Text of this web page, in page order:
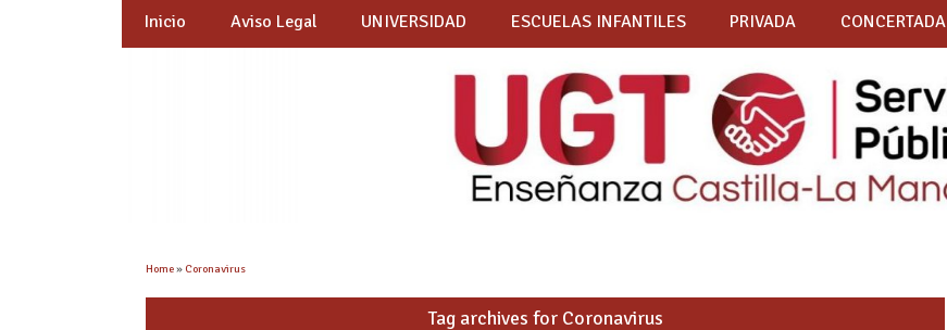
Inicio Aviso Legal UNIVERSIDAD ESCUELAS INFANTILES PRIVADA CONCERTADA
Home» Coronavirus
Tag archives for Coronavirus